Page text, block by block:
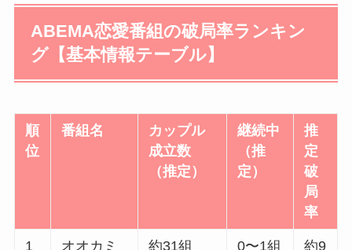
ABEMA恋愛番組の破局率ランキン
グ【基本情報テーブル】
順
位
番組名
カップル
成立数
（推定）
継続中
（推
定）
推
定
破
局
率
1 オオカミ 約31組 0〜1組 約9